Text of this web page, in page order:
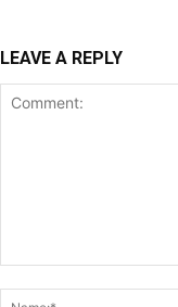
LEAVE A REPLY